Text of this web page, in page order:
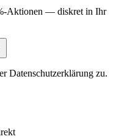
Aktionen — diskret in Ihr
Datenschutzerklärung zu.